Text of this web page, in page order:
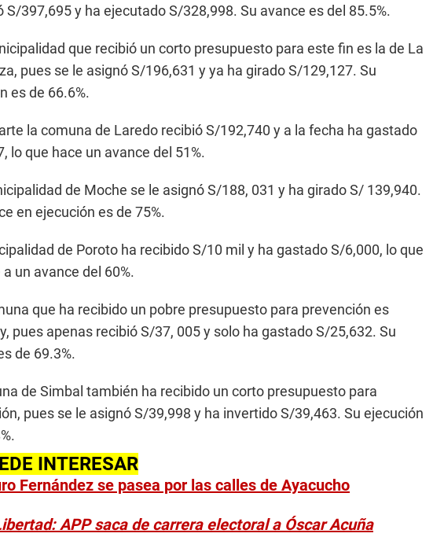
S/397,695 y ha ejecutado S/328,998. Su avance es del 85.5%.
que recibió un corto presupuesto para este fin es la de La
pues se le asignó S/196,631 y ya ha girado S/129,127. Su
es de 66.6%.
la comuna de Laredo recibió S/192,740 y a la fecha ha gastado
lo que hace un avance del 51%.
de Moche se le asignó S/188, 031 y ha girado S/ 139,940.
en ejecución es de 75%.
de Poroto ha recibido S/10 mil y ha gastado S/6,000, lo que
un avance del 60%.
que ha recibido un pobre presupuesto para prevención es
pues apenas recibió S/37, 005 y solo ha gastado S/25,632. Su
de 69.3%.
de Simbal también ha recibido un corto presupuesto para
pues se le asignó S/39,998 y ha invertido S/39,463. Su ejecución
INTERESAR
Fernández se pasea por las calles de Ayacucho
APP saca de carrera electoral a Óscar Acuña